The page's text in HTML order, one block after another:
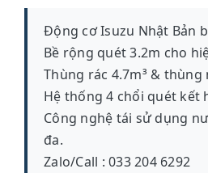
Động cơ Isuzu Nhật Bản
Bề rộng quét 3.2m cho
Thùng rác 4.7m³ & thùng
Hệ thống 4 chổi quét kết
Công nghệ tái sử dụng
đa.
Zalo/Call : 033 204 6292